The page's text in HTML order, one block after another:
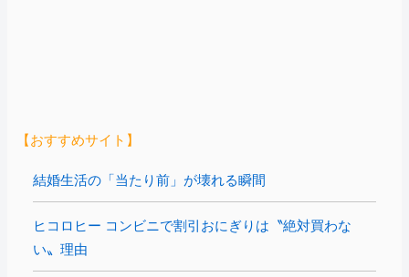
【おすすめサイト】
結婚生活の「当たり前」が壊れる瞬間
ヒコロヒー コンビニで割引おにぎりは〝絶対買わな
い〟理由